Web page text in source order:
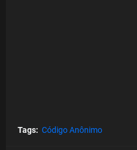
Tags: Código Anônimo